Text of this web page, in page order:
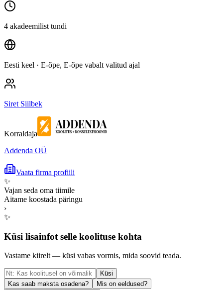
4 akadeemilist tundi
Eesti keel · E-õpe, E-õpe vabalt valitud ajal
Siret Siilbek
Korraldaja
Addenda OÜ
Vaata firma profiili
✨
Vajan seda oma tiimile
Aitame koostada päringu
›
✨
Küsi lisainfot selle koolituse kohta
Vastame kiirelt — küsi vabas vormis, mida soovid teada.
Küsi
Kas saab maksta osadena?
Mis on eeldused?